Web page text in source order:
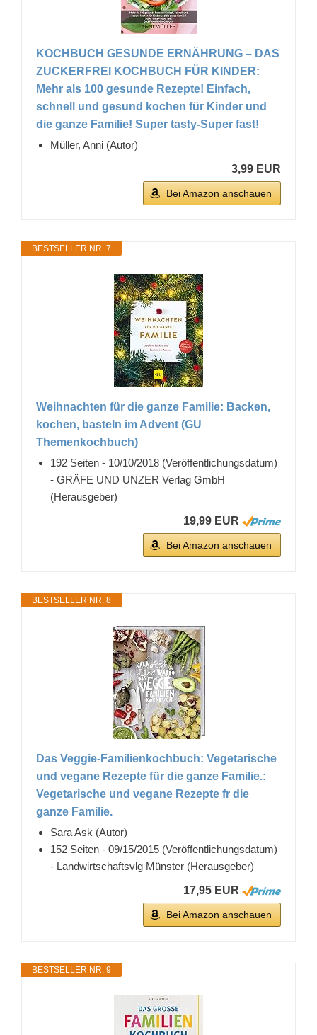
KOCHBUCH GESUNDE ERNÄHRUNG – DAS
ZUCKERFREI KOCHBUCH FÜR KINDER:
Mehr als 100 gesunde Rezepte! Einfach,
schnell und gesund kochen für Kinder und
die ganze Familie! Super tasty-Super fast!
Müller, Anni (Autor)
3,99 EUR
Bei Amazon anschauen
BESTSELLER NR. 7
Weihnachten für die ganze Familie: Backen,
kochen, basteln im Advent (GU
Themenkochbuch)
192 Seiten - 10/10/2018 (Veröffentlichungsdatum)
- GRÄFE UND UNZER Verlag GmbH
(Herausgeber)
19,99 EUR
Bei Amazon anschauen
BESTSELLER NR. 8
Das Veggie-Familienkochbuch: Vegetarische
und vegane Rezepte für die ganze Familie.:
Vegetarische und vegane Rezepte fr die
ganze Familie.
Sara Ask (Autor)
152 Seiten - 09/15/2015 (Veröffentlichungsdatum)
- Landwirtschaftsvlg Münster (Herausgeber)
17,95 EUR
Bei Amazon anschauen
BESTSELLER NR. 9